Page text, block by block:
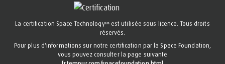
La certification Space Technology™ est utilisée sous licence. Tous droits
réservés.
Pour plus d'informations sur notre certification par la Space Foundation,
vous pouvez consulter la page suivante